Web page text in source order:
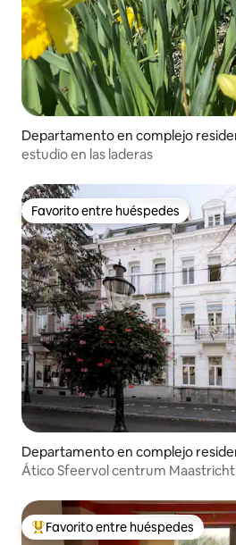
Departamento en complejo
senge
estudio en las laderas
Favorito entre huéspedes
Favorito entre huéspedes
Departamento en complejo
astricht
Ático Sfeervol centrum
Favorito entre los huéspedes más
Favorito entre huéspedes